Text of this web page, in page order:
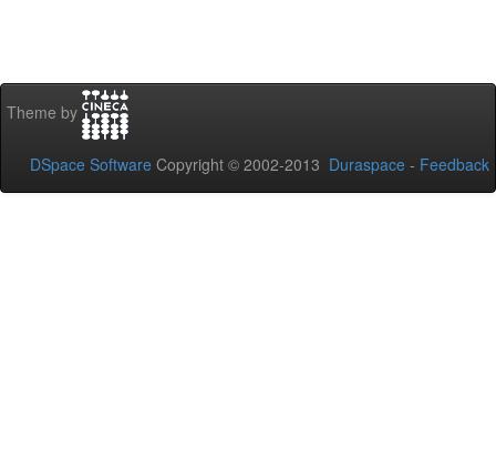
Theme by
DSpace Software Copyright © 2002-2013 Duraspace - Feedback